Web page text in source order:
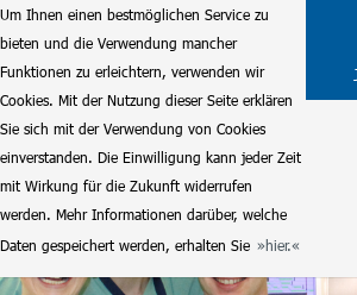
Um Ihnen einen bestmöglichen Service zu
bieten und die Verwendung mancher
Funktionen zu erleichtern, verwenden wir
Cookies. Mit der Nutzung dieser Seite erklären
Sie sich mit der Verwendung von Cookies
einverstanden. Die Einwilligung kann jeder Zeit
mit Wirkung für die Zukunft widerrufen
werden. Mehr Informationen darüber, welche
Daten gespeichert werden, erhalten Sie
hier.